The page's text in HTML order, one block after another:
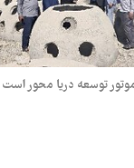
توسعه دریا محور است